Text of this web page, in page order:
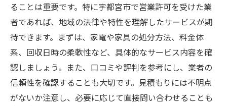
ることは重要です。特に宇都宮市で営業許可を受けた業
者であれば、地域の法律や特性を理解したサービスが期
待できます。まずは、家電や家具の処分方法、料金体
系、回収日時の柔軟性など、具体的なサービス内容を確
認しましょう。また、口コミや評判を参考にし、業者の
信頼性を確認することも大切です。見積もりには不明点
がないか注意し、必要に応じて直接問い合わせることも